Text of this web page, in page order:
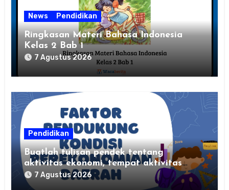
News Pendidikan
Ringkasan Materi Bahasa Indonesia
Kelas 2 Bab 1
7 Agustus 2026
Pendidikan
Buatlah tulisan pendek tentang
aktivitas ekonomi, tempat aktivitas
ekonomi, dan hasil produksi daerah
kalian
7 Agustus 2026